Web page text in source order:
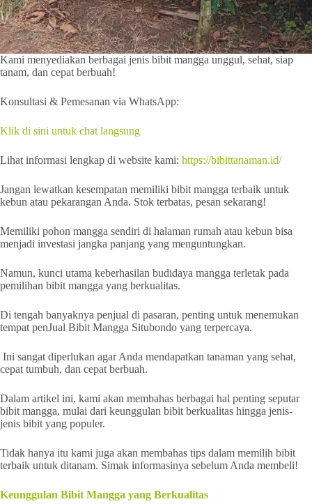
Kami menyediakan berbagai jenis bibit mangga unggul, sehat, siap
tanam, dan cepat berbuah!
Konsultasi & Pemesanan via WhatsApp:
Klik di sini untuk chat langsung
Lihat informasi lengkap di website kami: https://bibittanaman.id/
Jangan lewatkan kesempatan memiliki bibit mangga terbaik untuk
kebun atau pekarangan Anda. Stok terbatas, pesan sekarang!
Memiliki pohon mangga sendiri di halaman rumah atau kebun bisa
menjadi investasi jangka panjang yang menguntungkan.
Namun, kunci utama keberhasilan budidaya mangga terletak pada
pemilihan bibit mangga yang berkualitas.
Di tengah banyaknya penjual di pasaran, penting untuk menemukan
tempat penJual Bibit Mangga Situbondo yang terpercaya.
Ini sangat diperlukan agar Anda mendapatkan tanaman yang sehat,
cepat tumbuh, dan cepat berbuah.
Dalam artikel ini, kami akan membahas berbagai hal penting seputar
bibit mangga, mulai dari keunggulan bibit berkualitas hingga jenis-
jenis bibit yang populer.
Tidak hanya itu kami juga akan membahas tips dalam memilih bibit
terbaik untuk ditanam. Simak informasinya sebelum Anda membeli!
Keunggulan Bibit Mangga yang Berkualitas